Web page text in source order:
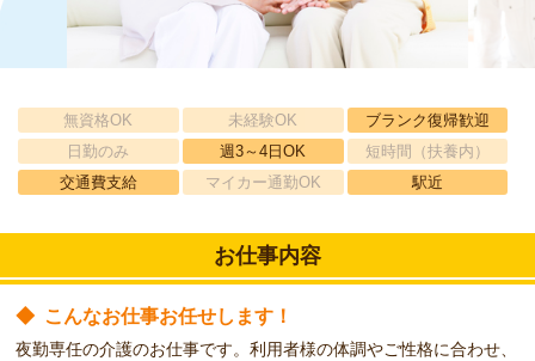
無資格OK 未経験OK
ブランク復帰歓迎
日勤のみ
週3～4日OK
短時間（扶養内）
交通費支給
マイカー通勤OK 駅近
お仕事内容
◆ こんなお仕事お任せします！
夜勤専任の介護のお仕事です。利用者様の体調やご性格に合わせ、